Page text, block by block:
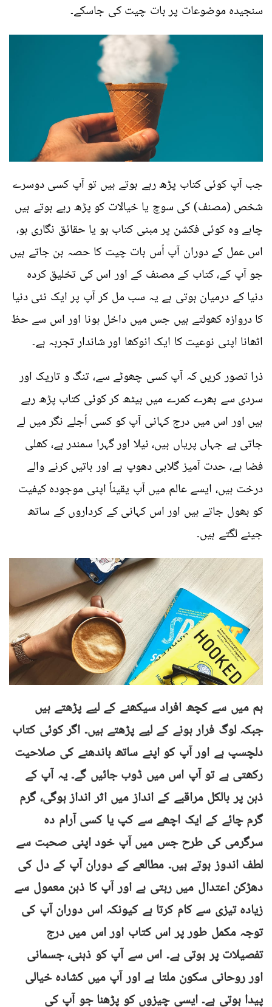
سنجیدہ موضوعات پر بات چیت کی جاسکے۔
جب آپ کوئی کتاب پڑھ رہے ہوتے ہیں تو آپ کسی دوسرے
شخص (مصنف) کی سوچ یا خیالات کو پڑھ رہے ہوتے ہیں
چاہے وہ کوئی فکشن پر مبنی کتاب ہو یا حقائق نگاری ہو،
اس عمل کے دوران آپ اُس بات چیت کا حصہ بن جاتے ہیں
جو آپ کے، کتاب کے مصنف کے اور اس کی تخلیق کردہ
دنیا کے درمیان ہوتی ہے یہ سب مل کر آپ پر ایک نئی دنیا
کا دروازہ کھولتے ہیں جس میں داخل ہونا اور اس سے حظ
اٹھانا اپنی نوعیت کا ایک انوکھا اور شاندار تجربہ ہے۔
ذرا تصور کریں کہ آپ کسی چھوٹے سے، تنگ و تاریک اور
سردی سے بھرے کمرے میں بیٹھ کر کوئی کتاب پڑھ رہے
ہیں اور اس میں درج کہانی آپ کو کسی اُجلے نگر میں لے
جاتی ہے جہاں پریاں ہیں، نیلا اور گہرا سمندر ہے، کھلی
فضا ہے، حدت آمیز گلابی دھوپ ہے اور باتیں کرنے والے
درخت ہیں، ایسے عالم میں آپ یقیناً اپنی موجودہ کیفیت
کو بھول جاتے ہیں اور اس کہانی کے کرداروں کے ساتھ
جینے لگتے ہیں۔
ہم میں سے کچھ افراد سیکھنے کے لیے پڑھتے ہیں
جبکہ لوگ فرار ہونے کے لیے پڑھتے ہیں۔ اگر کوئی کتاب
دلچسپ ہے اور آپ کو اپنے ساتھ باندھنے کی صلاحیت
رکھتی ہے تو آپ اس میں ڈوب جائیں گے۔ یہ آپ کے
ذہن پر بالکل مراقبے کے انداز میں اثر انداز ہوگی، گرم
گرم چائے کے ایک اچھے سے کپ یا کسی آرام دہ
سرگرمی کی طرح جس میں آپ خود اپنی صحبت سے
لطف اندوز ہوتے ہیں۔ مطالعے کے دوران آپ کے دل کی
دھڑکن اعتدال میں رہتی ہے اور آپ کا ذہن معمول سے
زیادہ تیزی سے کام کرتا ہے کیونکہ اس دوران آپ کی
توجہ مکمل طور پر اس کتاب اور اس میں درج
تفصیلات پر ہوتی ہے۔ اس سے آپ کو ذہنی، جسمانی
اور روحانی سکون ملتا ہے اور آپ میں کشادہ خیالی
پیدا ہوتی ہے۔ ایسی چیزوں کو پڑھنا جو آپ کی